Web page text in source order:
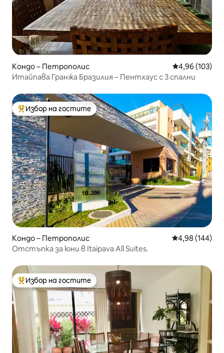
Кондо – Петрополис Средна
4,96 (103)
Итайпава Гранжа Бразилия – Пентхаус с 3 спални
Най-популярен избор на гостите
Избор на гостите
Кондо – Петрополис Средна
4,98 (144)
Отстъпка за юни в Itaipava All Suites.
Най-популярен избор на гостите
Избор на гостите